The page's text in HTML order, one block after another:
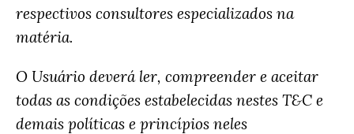
respectivos consultores especializados na
matéria.
O Usuário deverá ler, compreender e aceitar
todas as condições estabelecidas nestes T&C e
demais políticas e princípios neles